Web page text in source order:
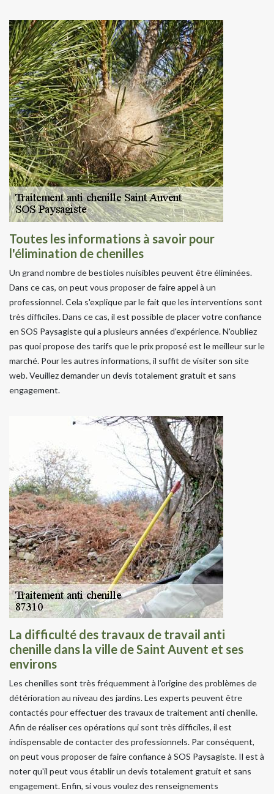
Toutes les informations à savoir pour
l'élimination de chenilles
Un grand nombre de bestioles nuisibles peuvent être éliminées.
Dans ce cas, on peut vous proposer de faire appel à un
professionnel. Cela s'explique par le fait que les interventions sont
très difficiles. Dans ce cas, il est possible de placer votre confiance
en SOS Paysagiste qui a plusieurs années d'expérience. N'oubliez
pas quoi propose des tarifs que le prix proposé est le meilleur sur le
marché. Pour les autres informations, il suffit de visiter son site
web. Veuillez demander un devis totalement gratuit et sans
engagement.
La difficulté des travaux de travail anti
chenille dans la ville de Saint Auvent et ses
environs
Les chenilles sont très fréquemment à l'origine des problèmes de
détérioration au niveau des jardins. Les experts peuvent être
contactés pour effectuer des travaux de traitement anti chenille.
Afin de réaliser ces opérations qui sont très difficiles, il est
indispensable de contacter des professionnels. Par conséquent,
on peut vous proposer de faire confiance à SOS Paysagiste. Il est à
noter qu'il peut vous établir un devis totalement gratuit et sans
engagement. Enfin, si vous voulez des renseignements